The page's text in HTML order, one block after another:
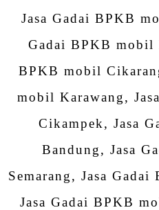
Jasa Gadai BPKB
Gadai BPKB mobil
BPKB mobil
mobil Karawang,
Cikampek, Jasa
Bandung, Jasa
Semarang, Jasa
Jasa Gadai BPKB